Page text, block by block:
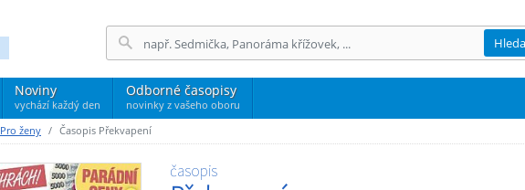
Noviny
vychází každý den
Odborné časopisy
novinky z vašeho oboru
Pro ženy Časopis Překvapení
časopis